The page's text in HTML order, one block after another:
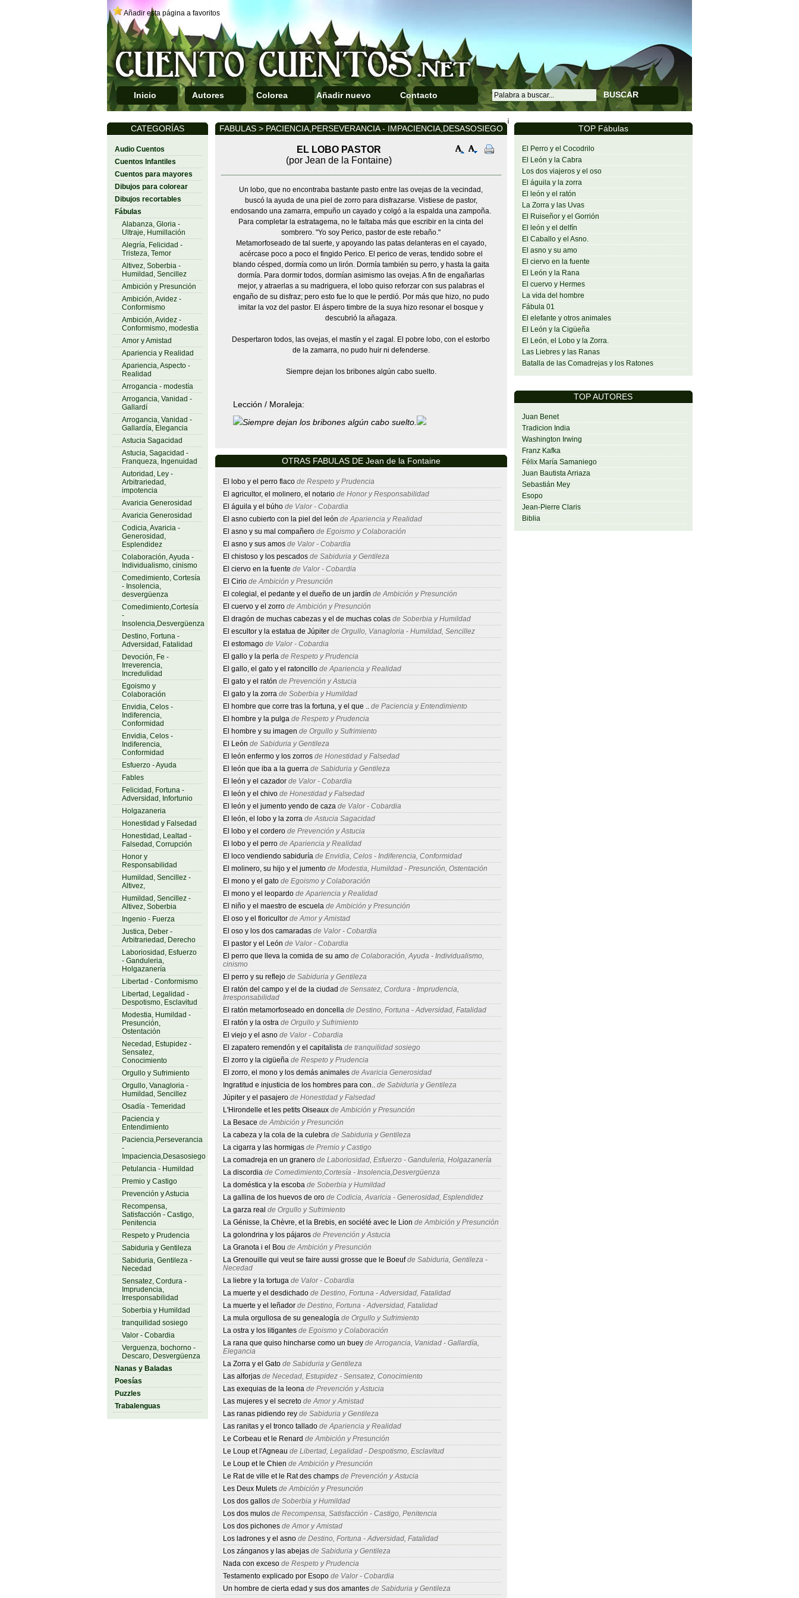
Añadir esta página a favoritos
Inicio Autores Colorea Añadir nuevo Contacto BUSCAR
TOP Fábulas
El Perro y el Cocodrilo
El León y la Cabra
Los dos viajeros y el oso
El águila y la zorra
El león y el ratón
La Zorra y las Uvas
El Ruiseñor y el Gorrión
El león y el delfín
El Caballo y el Asno.
El asno y su amo
El ciervo en la fuente
El León y la Rana
El cuervo y Hermes
La vida del hombre
Fábula 01
El elefante y otros animales
El León y la Cigüeña
El León, el Lobo y la Zorra.
Las Liebres y las Ranas
Batalla de las Comadrejas y los Ratones
TOP AUTORES
Juan Benet
Tradicion India
Washington Irwing
Franz Kafka
Félix María Samaniego
Juan Bautista Arriaza
Sebastián Mey
Esopo
Jean-Pierre Claris
Biblia
¡
CATEGORÍAS
Audio Cuentos
Cuentos Infantiles
Cuentos para mayores
Dibujos para colorear
Dibujos recortables
Fábulas
Alabanza, Gloria -
Ultraje, Humillación
Alegría, Felicidad -
Tristeza, Temor
Altivez, Soberbia -
Humildad, Sencillez
Ambición y Presunción
Ambición, Avidez -
Conformismo
Ambición, Avidez -
Conformismo, modestia
Amor y Amistad
Apariencia y Realidad
Apariencia, Aspecto -
Realidad
Arrogancia - modestía
Arrogancia, Vanidad -
Gallardí
Arrogancia, Vanidad -
Gallardía, Elegancia
Astucia Sagacidad
Astucia, Sagacidad -
Franqueza, Ingenuidad
Autoridad, Ley -
Arbitrariedad,
impotencia
Avaricia Generosidad
Avaricia Generosidad
Codicia, Avaricia -
Generosidad,
Esplendidez
Colaboración, Ayuda -
Individualismo, cinismo
Comedimiento, Cortesía
- Insolencia,
desvergüenza
Comedimiento,Cortesía
-
Insolencia,Desvergüenza
Destino, Fortuna -
Adversidad, Fatalidad
Devoción, Fe -
Irreverencia,
Incredulidad
Egoismo y
Colaboración
Envidia, Celos -
Indiferencia,
Conformidad
Envidia, Celos -
Indiferencia,
Conformidad
Esfuerzo - Ayuda
Fables
Felicidad, Fortuna -
Adversidad, Infortunio
Holgazaneria
Honestidad y Falsedad
Honestidad, Lealtad -
Falsedad, Corrupción
Honor y
Responsabilidad
Humildad, Sencillez -
Altivez,
Humildad, Sencillez -
Altivez, Soberbia
Ingenio - Fuerza
Justica, Deber -
Arbitrariedad, Derecho
Laboriosidad, Esfuerzo
- Ganduleria,
Holgazanería
Libertad - Conformismo
Libertad, Legalidad -
Despotismo, Esclavitud
Modestia, Humildad -
Presunción,
Ostentación
Necedad, Estupidez -
Sensatez,
Conocimiento
Orgullo y Sufrimiento
Orgullo, Vanagloria -
Humildad, Sencillez
Osadía - Temeridad
Paciencia y
Entendimiento
Paciencia,Perseverancia
-
Impaciencia,Desasosiego
Petulancia - Humildad
Premio y Castigo
Prevención y Astucia
Recompensa,
Satisfacción - Castigo,
Penitencia
Respeto y Prudencia
Sabiduria y Gentileza
Sabiduria, Gentileza -
Necedad
Sensatez, Cordura -
Imprudencia,
Irresponsabilidad
Soberbia y Humildad
tranquilidad sosiego
Valor - Cobardia
Verguenza, bochorno -
Descaro, Desvergüenza
Nanas y Baladas
Poesías
Puzzles
Trabalenguas
FABULAS > PACIENCIA,PERSEVERANCIA - IMPACIENCIA,DESASOSIEGO
EL LOBO PASTOR
(por Jean de la Fontaine)
Un lobo, que no encontraba bastante pasto entre las ovejas de la vecindad,
buscó la ayuda de una piel de zorro para disfrazarse. Vistiese de pastor,
endosando una zamarra, empuño un cayado y colgó a la espalda una zampoña.
Para completar la estratagema, no le faltaba más que escribir en la cinta del
sombrero. "Yo soy Perico, pastor de este rebaño."
Metamorfoseado de tal suerte, y apoyando las patas delanteras en el cayado,
acércase poco a poco el fingido Perico. El perico de veras, tendido sobre el
blando césped, dormía como un lirón. Dormía también su perro, y hasta la gaita
dormía. Para dormir todos, dormían asimismo las ovejas. A fin de engañarlas
mejor, y atraerlas a su madriguera, el lobo quiso reforzar con sus palabras el
engaño de su disfraz; pero esto fue lo que le perdió. Por más que hizo, no pudo
imitar la voz del pastor. El áspero timbre de la suya hizo resonar el bosque y
descubrió la añagaza.
Despertaron todos, las ovejas, el mastín y el zagal. El pobre lobo, con el estorbo
de la zamarra, no pudo huir ni defenderse.
Siempre dejan los bribones algún cabo suelto.
Lección / Moraleja:
Siempre dejan los bribones algún cabo suelto.
OTRAS FABULAS DE Jean de la Fontaine
El lobo y el perro flacode Respeto y Prudencia
El agricultor, el molinero, el notariode Honor y Responsabilidad
El águila y el búhode Valor - Cobardia
El asno cubierto con la piel del león de Apariencia y Realidad
El asno y su mal compañerode Egoismo y Colaboración
El asno y sus amosde Valor - Cobardia
El chistoso y los pescadosde Sabiduria y Gentileza
El ciervo en la fuente de Valor - Cobardia
El Ciriode Ambición y Presunción
El colegial, el pedante y el dueño de un jardín de Ambición y Presunción
El cuervo y el zorrode Ambición y Presunción
El dragón de muchas cabezas y el de muchas colasde Soberbia y Humildad
El escultor y la estatua de Júpiterde Orgullo, Vanagloria - Humildad, Sencillez
El estomagode Valor - Cobardia
El gallo y la perlade Respeto y Prudencia
El gallo, el gato y el ratoncillode Apariencia y Realidad
El gato y el ratón de Prevención y Astucia
El gato y la zorrade Soberbia y Humildad
El hombre que corre tras la fortuna, y el que ..de Paciencia y Entendimiento
El hombre y la pulgade Respeto y Prudencia
El hombre y su imagen de Orgullo y Sufrimiento
El León de Sabiduria y Gentileza
El león enfermo y los zorrosde Honestidad y Falsedad
El león que iba a la guerra de Sabiduria y Gentileza
El león y el cazadorde Valor - Cobardia
El león y el chivode Honestidad y Falsedad
El león y el jumento yendo de cazade Valor - Cobardia
El león, el lobo y la zorrade Astucia Sagacidad
El lobo y el corderode Prevención y Astucia
El lobo y el perrode Apariencia y Realidad
El loco vendiendo sabiduríade Envidia, Celos - Indiferencia, Conformidad
El molinero, su hijo y el jumentode Modestia, Humildad - Presunción, Ostentación
El mono y el gatode Egoismo y Colaboración
El mono y el leopardode Apariencia y Realidad
El niño y el maestro de escuelade Ambición y Presunción
El oso y el floricultorde Amor y Amistad
El oso y los dos camaradasde Valor - Cobardia
El pastor y el León de Valor - Cobardia
El perro que lleva la comida de su amode Colaboración, Ayuda - Individualismo,
cinismo
El perro y su reflejode Sabiduria y Gentileza
El ratón del campo y el de la ciudad de Sensatez, Cordura - Imprudencia,
Irresponsabilidad
El ratón metamorfoseado en doncellade Destino, Fortuna - Adversidad, Fatalidad
El ratón y la ostrade Orgullo y Sufrimiento
El viejo y el asnode Valor - Cobardia
El zapatero remendón y el capitalistade tranquilidad sosiego
El zorro y la cigüeñade Respeto y Prudencia
El zorro, el mono y los demás animalesde Avaricia Generosidad
Ingratitud e injusticia de los hombres para con..de Sabiduria y Gentileza
Júpiter y el pasajerode Honestidad y Falsedad
L'Hirondelle et les petits Oiseauxde Ambición y Presunción
La Besace de Ambición y Presunción
La cabeza y la cola de la culebrade Sabiduria y Gentileza
La cigarra y las hormigasde Premio y Castigo
La comadreja en un granerode Laboriosidad, Esfuerzo - Ganduleria, Holgazanería
La discordiade Comedimiento,Cortesía - Insolencia,Desvergüenza
La doméstica y la escobade Soberbia y Humildad
La gallina de los huevos de orode Codicia, Avaricia - Generosidad, Esplendidez
La garza real de Orgullo y Sufrimiento
La Génisse, la Chèvre, et la Brebis, en société avec le Lion de Ambición y Presunción
La golondrina y los pájarosde Prevención y Astucia
La Granota i el Bou de Ambición y Presunción
La Grenouille qui veut se faire aussi grosse que le Boeufde Sabiduria, Gentileza -
Necedad
La liebre y la tortugade Valor - Cobardia
La muerte y el desdichadode Destino, Fortuna - Adversidad, Fatalidad
La muerte y el leñadorde Destino, Fortuna - Adversidad, Fatalidad
La mula orgullosa de su genealogíade Orgullo y Sufrimiento
La ostra y los litigantesde Egoismo y Colaboración
La rana que quiso hincharse como un bueyde Arrogancia, Vanidad - Gallardía,
Elegancia
La Zorra y el Gatode Sabiduria y Gentileza
Las alforjasde Necedad, Estupidez - Sensatez, Conocimiento
Las exequias de la leonade Prevención y Astucia
Las mujeres y el secretode Amor y Amistad
Las ranas pidiendo reyde Sabiduria y Gentileza
Las ranitas y el tronco talladode Apariencia y Realidad
Le Corbeau et le Renard de Ambición y Presunción
Le Loup et l'Agneau de Libertad, Legalidad - Despotismo, Esclavitud
Le Loup et le Chien de Ambición y Presunción
Le Rat de ville et le Rat des champsde Prevención y Astucia
Les Deux Muletsde Ambición y Presunción
Los dos gallosde Soberbia y Humildad
Los dos mulosde Recompensa, Satisfacción - Castigo, Penitencia
Los dos pichonesde Amor y Amistad
Los ladrones y el asnode Destino, Fortuna - Adversidad, Fatalidad
Los zánganos y las abejasde Sabiduria y Gentileza
Nada con excesode Respeto y Prudencia
Testamento explicado por Esopode Valor - Cobardia
Un hombre de cierta edad y sus dos amantesde Sabiduria y Gentileza